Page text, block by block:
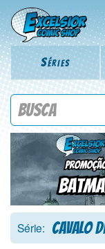
Séries
Procure por
Série: Cavalo